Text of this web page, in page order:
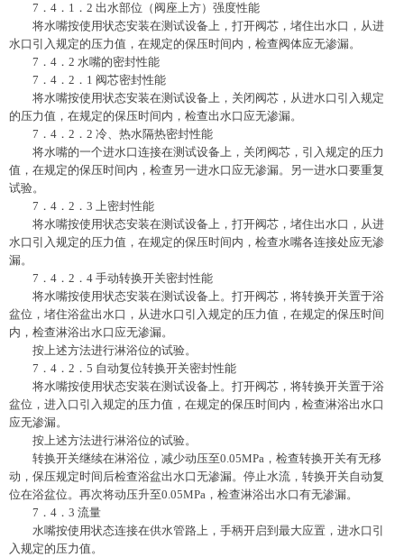
7．4．1．2 出水部位（阀座上方）强度性能
将水嘴按使用状态安装在测试设备上，打开阀芯，堵住出水口，从进
水口引入规定的压力值，在规定的保压时间内，检查阀体应无渗漏。
7．4．2 水嘴的密封性能
7．4．2．1 阀芯密封性能
将水嘴按使用状态安装在测试设备上，关闭阀芯，从进水口引入规定
的压力值，在规定的保压时间内，检查出水口应无渗漏。
7．4．2．2 冷、热水隔热密封性能
将水嘴的一个进水口连接在测试设备上，关闭阀芯，引入规定的压力
值，在规定的保压时间内，检查另一进水口应无渗漏。另一进水口要重复
试验。
7．4．2．3 上密封性能
将水嘴按使用状态安装在测试设备上，打开阀芯，堵住出水口，从进
水口引入规定的压力值，在规定的保压时间内，检查水嘴各连接处应无渗
漏。
7．4．2．4 手动转换开关密封性能
将水嘴按使用状态安装在测试设备上。打开阀芯，将转换开关置于浴
盆位，堵住浴盆出水口，从进水口引入规定的压力值，在规定的保压时间
内，检查淋浴出水口应无渗漏。
按上述方法进行淋浴位的试验。
7．4．2．5 自动复位转换开关密封性能
将水嘴按使用状态安装在测试设备上。打开阀芯，将转换开关置于浴
盆位，进入口引入规定的压力值，在规定的保压时间内，检查淋浴出水口
应无渗漏。
按上述方法进行淋浴位的试验。
转换开关继续在淋浴位，减少动压至0.05MPa，检查转换开关有无移
动，保压规定时间后检查浴盆出水口无渗漏。停止水流，转换开关自动复
位在浴盆位。再次将动压升至0.05MPa，检查淋浴出水口有无渗漏。
7．4．3 流量
水嘴按使用状态连接在供水管路上，手柄开启到最大应置，进水口引
入规定的压力值。